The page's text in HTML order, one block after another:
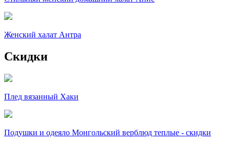
Женский халат Антра
Скидки
Плед вязанный Хаки
Подушки и одеяло Монгольский верблюд теплые - скидки